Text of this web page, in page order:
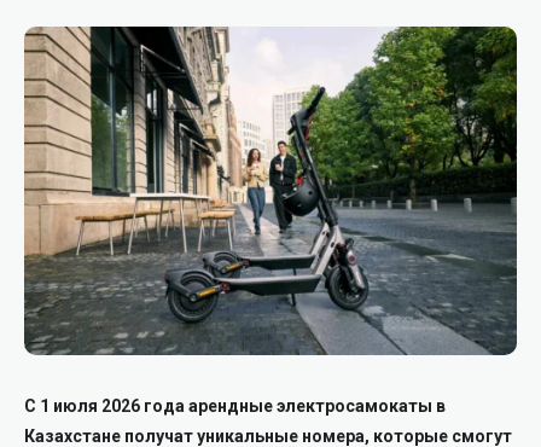
С 1 июля 2026 года арендные электросамокаты в
Казахстане получат уникальные номера, которые смогут